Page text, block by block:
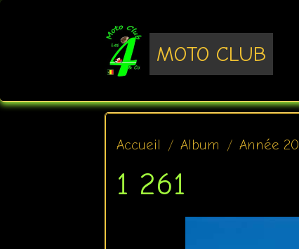
MOTO CLUB
Accueil Album Année
1 261